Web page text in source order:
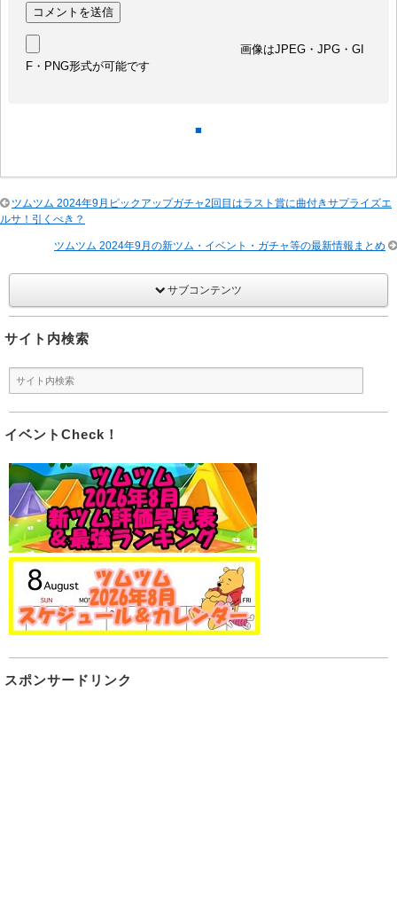
画像はJPEG・JPG・GI
F・PNG形式が可能です
■
ツムツム 2024年9月ピックアップガチャ2回目はラスト賞に曲付きサプライズエ
ルサ！引くべき？
ツムツム 2024年9月の新ツム・イベント・ガチャ等の最新情報まとめ
サブコンテンツ
サイト内検索
イベントCheck！
スポンサードリンク